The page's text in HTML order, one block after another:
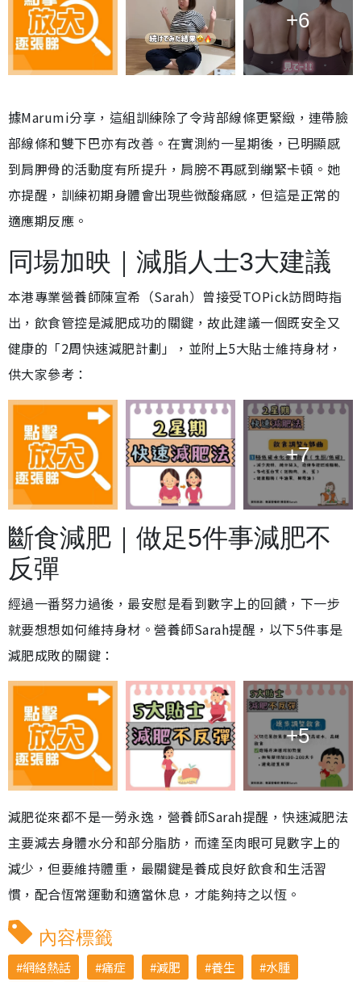
+6
據Marumi分享，這組訓練除了令背部線條更緊緻，連帶臉
部線條和雙下巴亦有改善。在實測約一星期後，已明顯感
到肩胛骨的活動度有所提升，肩膀不再感到繃緊卡頓。她
亦提醒，訓練初期身體會出現些微酸痛感，但這是正常的
適應期反應。
同場加映｜減脂人士3大建議
本港專業營養師陳宣希（Sarah）曾接受TOPick訪問時指
出，飲食管控是減肥成功的關鍵，故此建議一個既安全又
健康的「2周快速減肥計劃」，並附上5大貼士維持身材，
供大家參考：
+7
斷食減肥｜做足5件事減肥不
反彈
經過一番努力過後，最安慰是看到數字上的回饋，下一步
就要想想如何維持身材。營養師Sarah提醒，以下5件事是
減肥成敗的關鍵：
+5
減肥從來都不是一勞永逸，營養師Sarah提醒，快速減肥法
主要減去身體水分和部分脂肪，而達至肉眼可見數字上的
減少，但要維持體重，最關鍵是養成良好飲食和生活習
慣，配合恆常運動和適當休息，才能夠持之以恆。
內容標籤
網絡熱話 痛症 減肥 養生
水腫